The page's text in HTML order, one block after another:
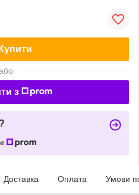
Купити
з
Доставка Оплата Умови